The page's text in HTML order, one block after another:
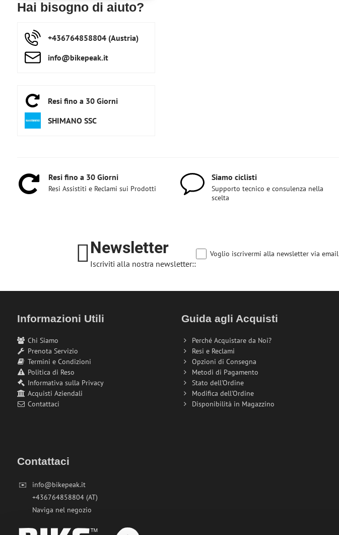
Hai bisogno di aiuto?
+436764858804 (Austria)
info​@bikepeak​.it
Resi fino a 30 Giorni
SHIMANO SSC
Resi fino a 30 Giorni
Resi Assistiti e Reclami sui Prodotti
Siamo ciclisti
Supporto tecnico e consulenza nella
scelta
Newsletter
Iscriviti alla nostra newsletter::
Voglio iscrivermi alla newsletter via email
Informazioni Utili
Chi Siamo
Prenota Servizio
Termini e Condizioni
Politica di Reso
Informativa sulla Privacy
Acquisti Aziendali
Contattaci
Guida agli Acquisti
Perché Acquistare da Noi?
Resi e Reclami
Opzioni di Consegna
Metodi di Pagamento
Stato dell'Ordine
Modifica dell'Ordine
Disponibilità in Magazzino
Contattaci
✉️
info@bikepeak.it
+436764858804 (AT)
Naviga nel negozio